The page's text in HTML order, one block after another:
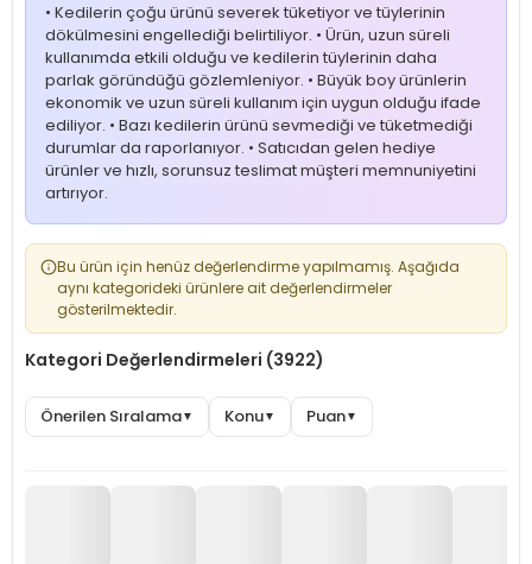
• Kedilerin çoğu ürünü severek tüketiyor ve tüylerinin
dökülmesini engellediği belirtiliyor. • Ürün, uzun süreli
kullanımda etkili olduğu ve kedilerin tüylerinin daha
parlak göründüğü gözlemleniyor. • Büyük boy ürünlerin
ekonomik ve uzun süreli kullanım için uygun olduğu ifade
ediliyor. • Bazı kedilerin ürünü sevmediği ve tüketmediği
durumlar da raporlanıyor. • Satıcıdan gelen hediye
ürünler ve hızlı, sorunsuz teslimat müşteri memnuniyetini
artırıyor.
Bu ürün için henüz değerlendirme yapılmamış. Aşağıda
aynı kategorideki ürünlere ait değerlendirmeler
gösterilmektedir.
Kategori Değerlendirmeleri (3922)
Önerilen Sıralama▼ Konu▼ Puan▼